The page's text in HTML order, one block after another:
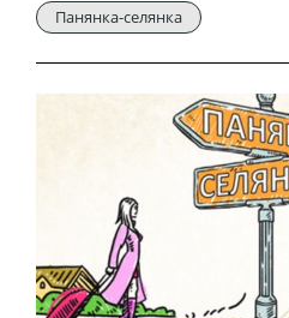
Панянка-селянка